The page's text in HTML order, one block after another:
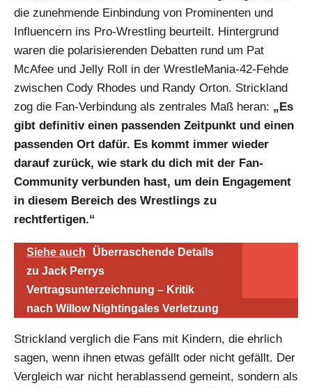
die zunehmende Einbindung von Prominenten und
Influencern ins Pro-Wrestling beurteilt. Hintergrund
waren die polarisierenden Debatten rund um Pat
McAfee und Jelly Roll in der WrestleMania-42-Fehde
zwischen Cody Rhodes und Randy Orton. Strickland
zog die Fan-Verbindung als zentrales Maß heran: „Es
gibt definitiv einen passenden Zeitpunkt und einen
passenden Ort dafür. Es kommt immer wieder
darauf zurück, wie stark du dich mit der Fan-
Community verbunden hast, um dein Engagement
in diesem Bereich des Wrestlings zu
rechtfertigen.“
Siehe auch
Überraschende Details
zu Jack Perrys
Vertragsunterzeichnung – Kritik
nach Willow Nightingales Verletzung
Strickland verglich die Fans mit Kindern, die ehrlich
sagen, wenn ihnen etwas gefällt oder nicht gefällt. Der
Vergleich war nicht herablassend gemeint, sondern als